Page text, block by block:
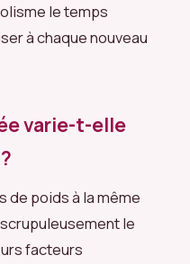
le temps
à chaque nouveau
varie-t-elle
de poids à la même
le
facteurs